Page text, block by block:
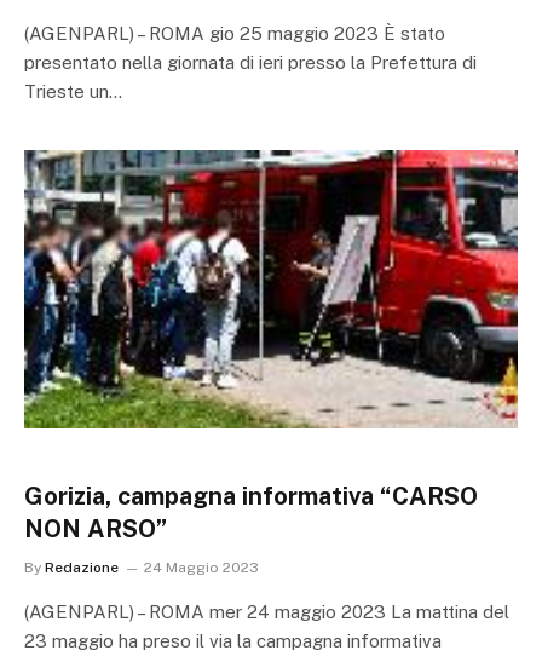
(AGENPARL) – ROMA gio 25 maggio 2023 È stato
presentato nella giornata di ieri presso la Prefettura di
Trieste un…
Gorizia, campagna informativa “CARSO
NON ARSO”
By Redazione 24 Maggio 2023
(AGENPARL) – ROMA mer 24 maggio 2023 La mattina del
23 maggio ha preso il via la campagna informativa